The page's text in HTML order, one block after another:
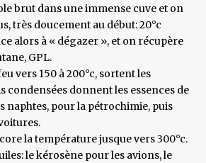
brut dans une immense cuve et on
très doucement au début: 20°c
alors à « dégazer », et on récupère
GPL.
vers 150 à 200°c, sortent les
condensées donnent les essences de
naphtes, pour la pétrochimie, puis
la température jusque vers 300°c.
le kérosène pour les avions, le